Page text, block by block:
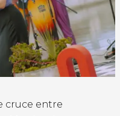
cruce entre